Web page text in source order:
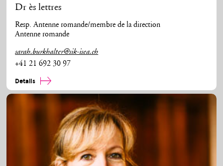
Dr ès lettres
Resp. Antenne romande/membre de la direction
Antenne romande
sarah.burkhalter@sik-isea.ch
+41 21 692 30 97
Details